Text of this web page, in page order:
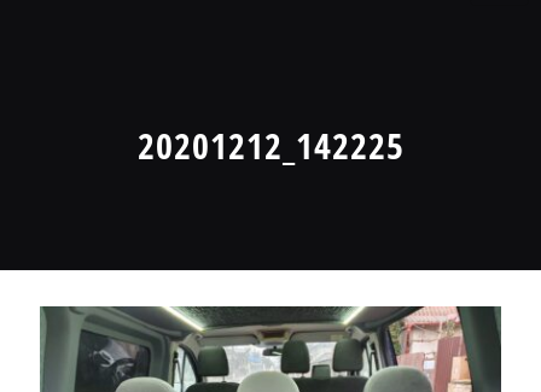
20201212_142225